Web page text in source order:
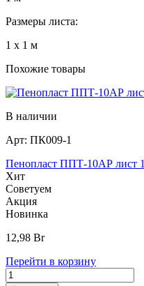
Размеры листа:
1 х 1 м
Похожие товары
В наличии
Арт: ПК009-1
Пенопласт ППТ-10АР
Хит
Советуем
Акция
Новинка
12,98 Br
Перейти в корзину